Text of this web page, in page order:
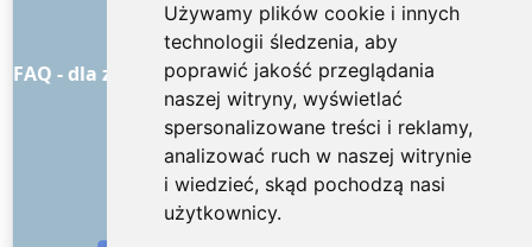
Używamy plików cookie i innych
technologii śledzenia, aby
poprawić jakość przeglądania
naszej witryny, wyświetlać
spersonalizowane treści i reklamy,
analizować ruch w naszej witrynie
i wiedzieć, skąd pochodzą nasi
użytkownicy.
Cennik
Ogólne warunki handlowe
FAQ - dla zamawiających
FAQ - dla dostawców usług
Reklama i marketing
Blog
Kontakt
MEDIA SPOŁECZNOŚCIOWE